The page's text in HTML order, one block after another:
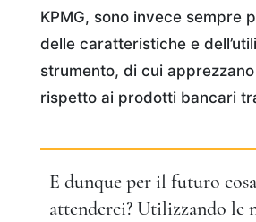
KPMG, sono invece sempre
delle caratteristiche e
strumento, di cui
rispetto ai prodotti bancari
E dunque per il futuro
attenderci? Utilizzando le